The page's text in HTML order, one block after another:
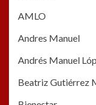
AMLO
Andres Manuel
Andrés Manuel
Beatriz Gutiérrez